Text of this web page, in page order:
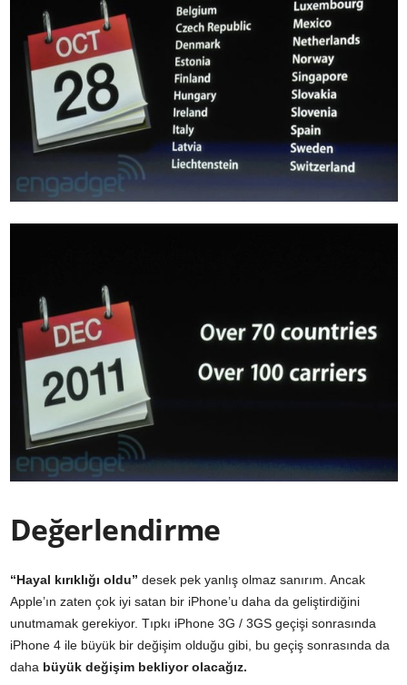
Değerlendirme
“Hayal kırıklığı oldu” desek pek yanlış olmaz sanırım. Ancak
Apple’ın zaten çok iyi satan bir iPhone’u daha da geliştirdiğini
unutmamak gerekiyor. Tıpkı iPhone 3G / 3GS geçişi sonrasında
iPhone 4 ile büyük bir değişim olduğu gibi, bu geçiş sonrasında da
daha büyük değişim bekliyor olacağız.